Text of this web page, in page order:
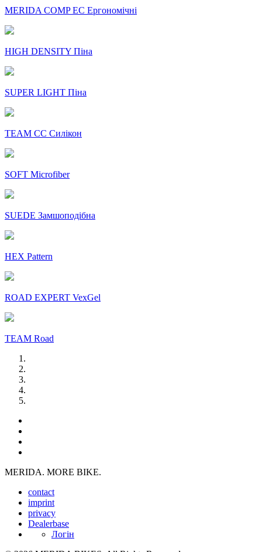
MERIDA COMP EC Ергономічні
HIGH DENSITY Піна
SUPER LIGHT Піна
TEAM CC Силікон
SOFT Microfiber
SUEDE Замшоподібна
HEX Pattern
ROAD EXPERT VexGel
TEAM Road
MERIDA. MORE BIKE.
contact
imprint
privacy
Dealerbase
Логін